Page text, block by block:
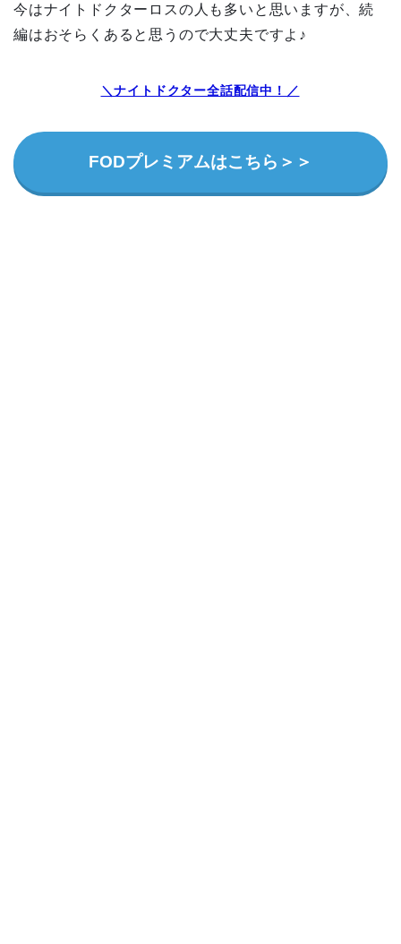
今はナイトドクターロスの人も多いと思いますが、続
編はおそらくあると思うので大丈夫ですよ♪
＼ナイトドクター全話配信中！／
FODプレミアムはこちら＞＞